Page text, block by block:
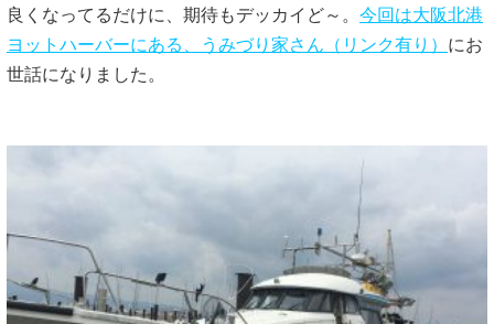
良くなってるだけに、期待もデッカイど～。 今回は大阪北港
ヨットハーバーにある、うみづり家さん（リンク有り） にお
世話になりました。